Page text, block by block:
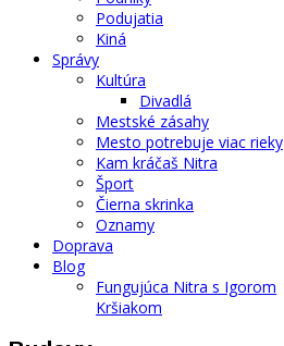
Podujatia
Kiná
Správy
Kultúra
Divadlá
Mestské zásahy
Mesto potrebuje viac rieky
Kam kráčaš Nitra
Šport
Čierna skrinka
Oznamy
Doprava
Blog
Fungujúca Nitra s Igorom
Kršiakom